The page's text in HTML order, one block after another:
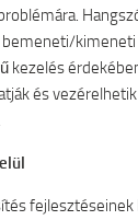
kezelés
és